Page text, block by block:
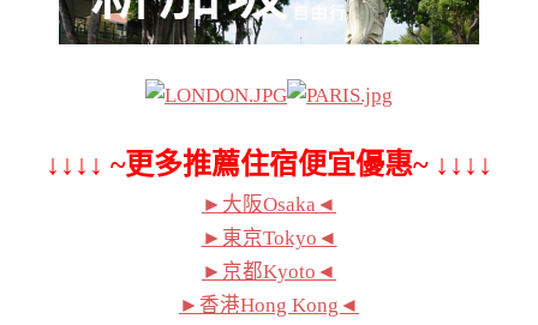
↓↓↓↓ ~更多推薦住宿便宜優惠~ ↓↓↓↓
►大阪Osaka◄
►東京Tokyo◄
►京都Kyoto◄
►香港Hong Kong◄